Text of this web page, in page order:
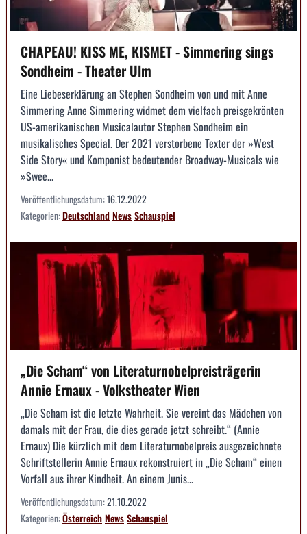
CHAPEAU! KISS ME, KISMET - Simmering sings
Sondheim - Theater Ulm
Eine Liebeserklärung an Stephen Sondheim von und mit Anne
Simmering Anne Simmering widmet dem vielfach preisgekrönten
US-amerikanischen Musicalautor Stephen Sondheim ein
musikalisches Special. Der 2021 verstorbene Texter der »West
Side Story« und Komponist bedeutender Broadway-Musicals wie
»Swee...
Veröffentlichungsdatum:16.12.2022
Kategorien:DeutschlandNewsSchauspiel
„Die Scham“ von Literaturnobelpreisträgerin
Annie Ernaux - Volkstheater Wien
„Die Scham ist die letzte Wahrheit. Sie vereint das Mädchen von
damals mit der Frau, die dies gerade jetzt schreibt.“ (Annie
Ernaux) Die kürzlich mit dem Literaturnobelpreis ausgezeichnete
Schriftstellerin Annie Ernaux rekonstruiert in „Die Scham“ einen
Vorfall aus ihrer Kindheit. An einem Junis...
Veröffentlichungsdatum:21.10.2022
Kategorien:ÖsterreichNewsSchauspiel